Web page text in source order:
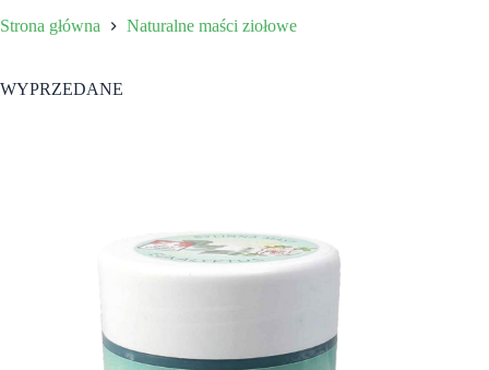
Strona główna Naturalne maści ziołowe
WYPRZEDANE